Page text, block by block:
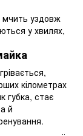
кілометрах
губка, стає
й